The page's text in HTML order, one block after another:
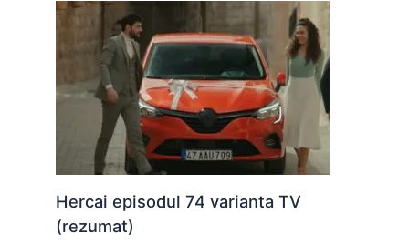
Hercai episodul 74 varianta TV
(rezumat)